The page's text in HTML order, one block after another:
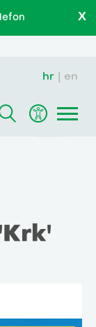
X
hr en